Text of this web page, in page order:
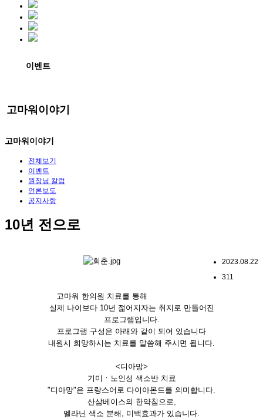
이벤트
고마워이야기
고마워이야기
전체보기
이벤트
원장님 칼럼
언론보도
공지사항
10년 전으로
2023.08.22
311
고마워 한의원 치료를 통해
실제 나이보다 10년 젊어지자는 취지로 만들어진
프로그램입니다.
프로그램 구성은 아래와 같이 되어 있습니다
내원시 희망하시는 치료를 말씀해 주시면 됩니다.
<디아망>
기미ㆍ노인성 색소반 치료
"디아망"은 프랑스어로 다이아몬드를 의미합니다.
산삼베이스의 한약침으로,
멜라닌 색소 분해, 미백효과가 있습니다.